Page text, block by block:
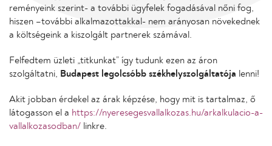
reményeink szerint- a további ügyfelek fogadásával nőni fog,
hiszen –további alkalmazottakkal- nem arányosan növekednek
a költségeink a kiszolgált partnerek számával.
Felfedtem üzleti „titkunkat” így tudunk ezen az áron
szolgáltatni,
Budapest legolcsóbb székhelyszolgáltatója lenni!
Akit jobban érdekel az árak képzése, hogy mit is tartalmaz, ő
látogasson el a https://nyeresegesvallalkozas.hu/arkalkulacio-a-
vallalkozasodban/ linkre.